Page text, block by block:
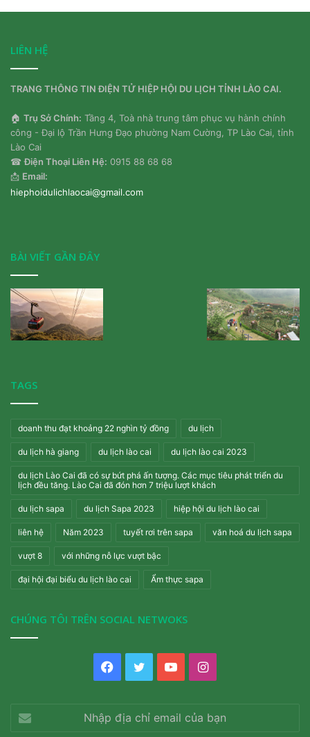
LIÊN HỆ
TRANG THÔNG TIN ĐIỆN TỬ HIỆP HỘI DU LỊCH TỈNH LÀO CAI.
🏠 Trụ Sở Chính: Tầng 4, Toà nhà trung tâm phục vụ hành chính
công - Đại lộ Trần Hưng Đạo phường Nam Cường, TP Lào Cai, tỉnh
Lào Cai
☎Điện Thoại Liên Hệ: 0915 88 68 68
📩 Email:
hiephoidulichlaocai@gmail.com
BÀI VIẾT GẦN ĐÂY
TAGS
doanh thu đạt khoảng 22 nghìn tỷ đồng du lịch
du lịch hà giang du lịch lào cai du lịch lào cai 2023
du lịch Lào Cai đã có sự bứt phá ấn tượng. Các mục tiêu phát triển du
lịch đều tăng. Lào Cai đã đón hơn 7 triệu lượt khách
du lịch sapa du lịch Sapa 2023 hiệp hội du lịch lào cai
liên hệ Năm 2023 tuyết rơi trên sapa văn hoá du lịch sapa
vượt 8 với những nỗ lực vượt bậc
đại hội đại biểu du lịch lào cai Ẩm thực sapa
CHÚNG TÔI TRÊN SOCIAL NETWOKS
Facebook
TwitterYouTubeInstagram
địa